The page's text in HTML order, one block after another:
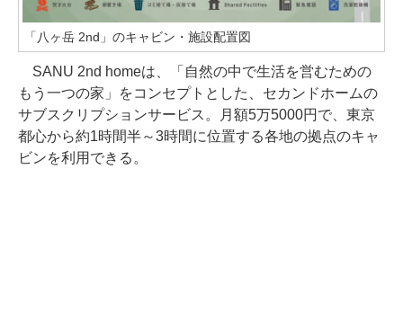
「八ヶ岳 2nd」のキャビン・施設配置図
SANU 2nd homeは、「自然の中で生活を営むための
もう一つの家」をコンセプトとした、セカンドホームの
サブスクリプションサービス。月額5万5000円で、東京
都心から約1時間半～3時間に位置する各地の拠点のキャ
ビンを利用できる。